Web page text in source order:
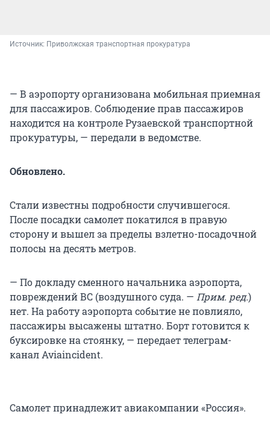
Источник: Приволжская транспортная прокуратура
— В аэропорту организована мобильная приемная
для пассажиров. Соблюдение прав пассажиров
находится на контроле Рузаевской транспортной
прокуратуры, — передали в ведомстве.
Обновлено.
Стали известны подробности случившегося.
После посадки самолет покатился в правую
сторону и вышел за пределы взлетно-посадочной
полосы на десять метров.
— По докладу сменного начальника аэропорта,
повреждений ВС (воздушного суда. — Прим. ред.)
нет. На работу аэропорта событие не повлияло,
пассажиры высажены штатно. Борт готовится к
буксировке на стоянку, — передает телеграм-
канал Aviaincident.
Самолет принадлежит авиакомпании «Россия».